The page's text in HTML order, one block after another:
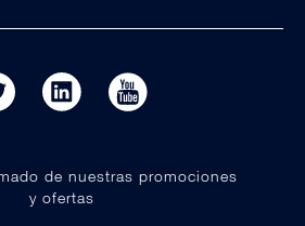
de nuestras promociones
y ofertas